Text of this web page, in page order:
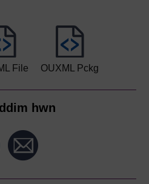
File OUXML Pckg
hwn